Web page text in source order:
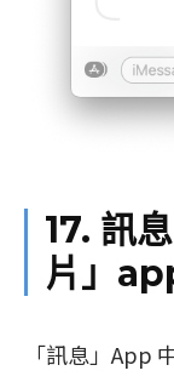
17. 訊
片」
「訊息」App